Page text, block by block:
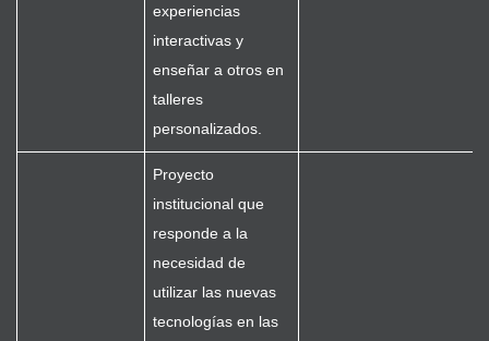
experiencias
interactivas y
enseñar a otros en
talleres
personalizados.
Proyecto
institucional que
responde a la
necesidad de
utilizar las nuevas
tecnologías en las